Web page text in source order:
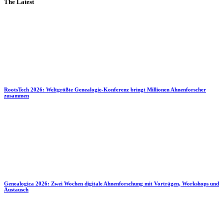
The Latest
RootsTech 2026: Weltgrößte Genealogie-Konferenz bringt Millionen Ahnenforscher
zusammen
Genealogica 2026: Zwei Wochen digitale Ahnenforschung mit Vorträgen, Workshops und
Austausch